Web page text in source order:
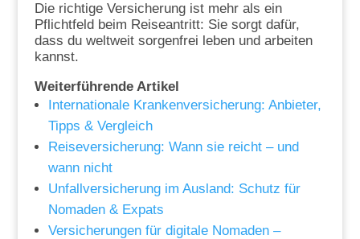
Die richtige Versicherung ist mehr als ein
Pflichtfeld beim Reiseantritt: Sie sorgt dafür,
dass du weltweit sorgenfrei leben und arbeiten
kannst.
Weiterführende Artikel
Internationale Krankenversicherung: Anbieter,
Tipps & Vergleich
Reiseversicherung: Wann sie reicht – und
wann nicht
Unfallversicherung im Ausland: Schutz für
Nomaden & Expats
Versicherungen für digitale Nomaden –